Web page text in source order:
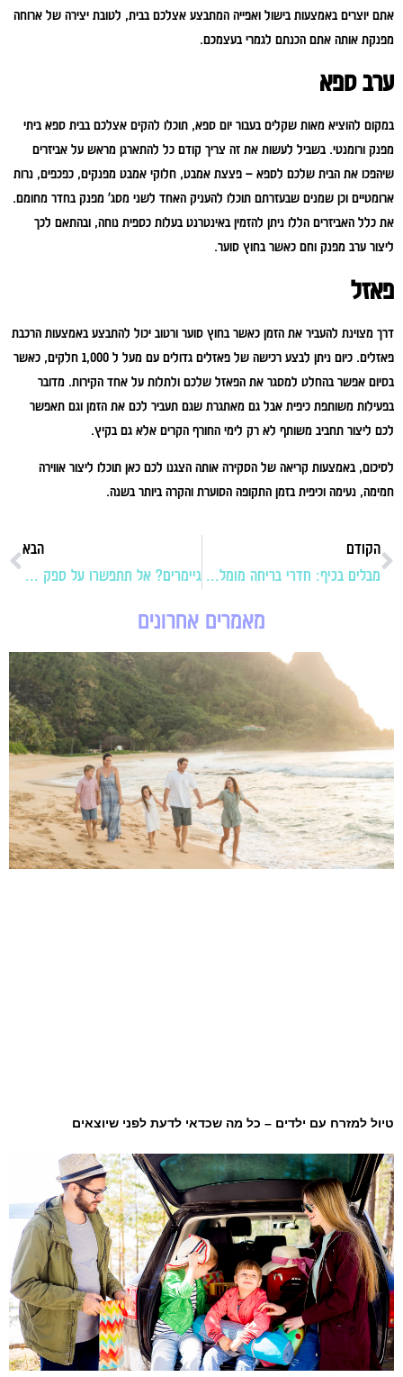
אתם יוצרים באמצעות בישול ואפייה המתבצע אצלכם בבית, לטובת יצירה של ארוחה
מפנקת אותה אתם הכנתם לגמרי בעצמכם.
ערב ספא
במקום להוציא מאות שקלים בעבור יום ספא, תוכלו להקים אצלכם בבית ספא ביתי
מפנק ורומנטי. בשביל לעשות את זה צריך קודם כל להתארגן מראש על אביזרים
שיהפכו את הבית שלכם לספא – פצצת אמבט, חלוקי אמבט מפנקים, כפכפים, נרות
ארומטיים וכן שמנים שבעזרתם תוכלו להעניק האחד לשני מסג' מפנק בחדר מחומם.
את כלל האביזרים הללו ניתן להזמין באינטרנט בעלות כספית נוחה, ובהתאם לכך
ליצור ערב מפנק וחם כאשר בחוץ סוער.
פאזל
דרך מצוינת להעביר את הזמן כאשר בחוץ סוער ורטוב יכול להתבצע באמצעות הרכבת
פאזלים. כיום ניתן לבצע רכישה של פאזלים גדולים עם מעל ל 1,000 חלקים, כאשר
בסיום אפשר בהחלט למסגר את הפאזל שלכם ולתלות על אחד הקירות. מדובר
בפעילות משותפת כיפית אבל גם מאתגרת שגם תעביר לכם את הזמן וגם תאפשר
לכם ליצור תחביב משותף לא רק לימי החורף הקרים אלא גם בקיץ.
לסיכום, באמצעות קריאה של הסקירה אותה הצגנו לכם כאן תוכלו ליצור אווירה
חמימה, נעימה וכיפית בזמן התקופה הסוערת והקרה ביותר בשנה.
הקודם
מבלים בכיף: חדרי בריחה מומלצים במיוחד בארץ
הבא
גיימרים? אל תתפשרו על ספק האינטרנט שלכם
מאמרים אחרונים
טיול למזרח עם ילדים – כל מה שכדאי לדעת לפני שיוצאים